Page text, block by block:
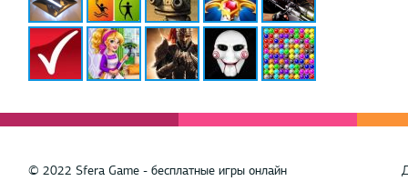
© 2022 Sfera Game - бесплатные игры онлайн